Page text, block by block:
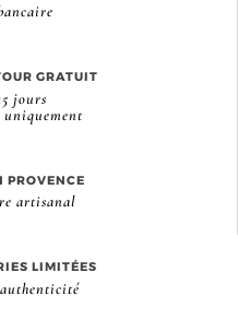
GRATUIT
jours
uniquement
PROVENCE
artisanal
LIMITÉES